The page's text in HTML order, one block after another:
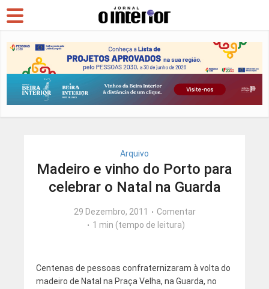
Arquivo
Madeiro e vinho do Porto para
celebrar o Natal na Guarda
29 Dezembro, 2011
Comentar
1 min (tempo de leitura)
Centenas de pessoas confraternizaram à volta do
madeiro de Natal na Praça Velha, na Guarda, no